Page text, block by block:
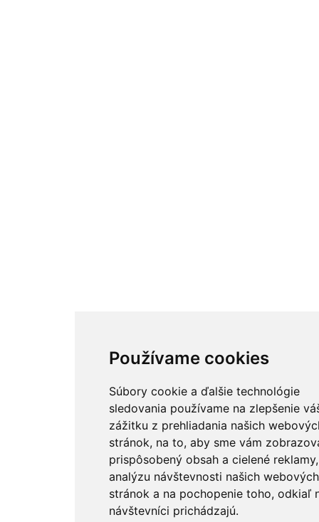
Používame cookies
Súbory cookie a ďalšie technológie
sledovania používame na zlepšenie
zážitku z prehliadania našich
stránok, na to, aby sme vám
prispôsobený obsah a cielené
analýzu návštevnosti našich webových
stránok a na pochopenie toho, odkiaľ
návštevníci prichádzajú.